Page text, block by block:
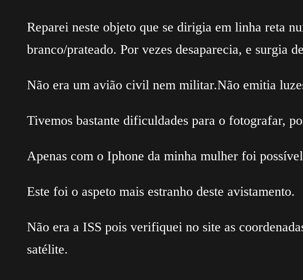
Reparei neste objeto que se dirigia em linha reta
branco/prateado. Por vezes desaparecia, e surgia
Não era um avião civil nem militar.Não emitia
Tivemos bastante dificuldades para o fotografar,
Apenas com o Iphone da minha mulher foi
Este foi o aspeto mais estranho deste avistamento.
Não era a ISS pois verifiquei no site as
satélite.